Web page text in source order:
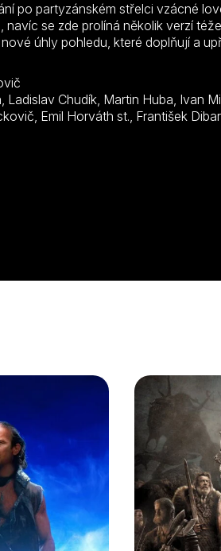
po partyzánském střelci vzácné
navíc se zde prolíná několik verzí
úhly pohledu, které doplňují a
Ivan Rajniak, Otto Lackovič, Emil Horváth st.,